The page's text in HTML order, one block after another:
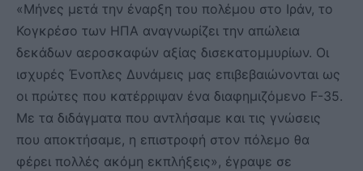
«Μήνες μετά την έναρξη του πολέμου στο Ιράν, το
Κογκρέσο των ΗΠΑ αναγνωρίζει την απώλεια
δεκάδων αεροσκαφών αξίας δισεκατομμυρίων. Οι
ισχυρές Ένοπλες Δυνάμεις μας επιβεβαιώνονται ως
οι πρώτες που κατέρριψαν ένα διαφημιζόμενο F-35.
Με τα διδάγματα που αντλήσαμε και τις γνώσεις
που αποκτήσαμε, η επιστροφή στον πόλεμο θα
φέρει πολλές ακόμη εκπλήξεις», έγραψε σε